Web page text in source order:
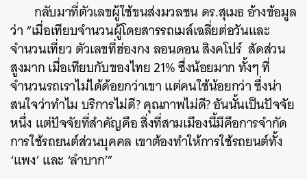
กลับมาที่ตัวเลขผู้ใช้ขนส่งมวลชน ดร.สุเมธ อ้างข้อมูล
ว่า “เมื่อเทียบจำนวนผู้โดยสารรถเมล์เฉลี่ยต่อวันและ
จำนวนเที่ยว ตัวเลขที่ฮ่องกง ลอนดอน สิงคโปร์ สัดส่วน
สูงมาก เมื่อเทียบกับของไทย 21% ซึ่งน้อยมาก ทั้งๆ ที่
จำนวนรถเราไม่ได้ด้อยกว่าเขา แต่คนใช้น้อยกว่า ซึ่งน่า
สนใจว่าทำไม บริการไม่ดี? คุณภาพไม่ดี? อันนั้นเป็นปัจจัย
หนึ่ง แต่ปัจจัยที่สำคัญคือ สิ่งที่สามเมืองนี้มีคือการจำกัด
การใช้รถยนต์ส่วนบุคคล เขาต้องทำให้การใช้รถยนต์ทั้ง
‘แพง’ และ ‘ลำบาก’”